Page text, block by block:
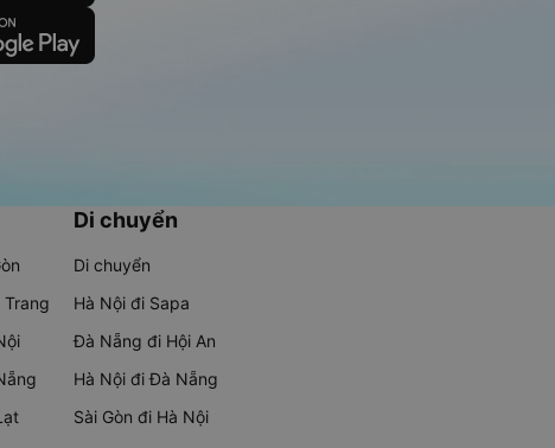
Di chuyển
Di chuyển
Hà Nội đi Sapa
Đà Nẵng đi Hội An
Hà Nội đi Đà Nẵng
Sài Gòn đi Hà Nội